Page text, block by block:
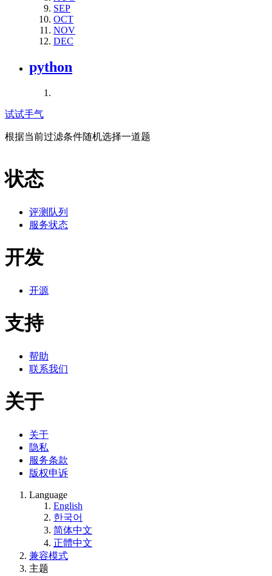
SEP
OCT
NOV
DEC
python
试试手气
根据当前过滤条件随机选择一道题
状态
评测队列
服务状态
开发
开源
支持
帮助
联系我们
关于
关于
隐私
服务条款
版权申诉
Language
English
한국어
简体中文
正體中文
兼容模式
主题